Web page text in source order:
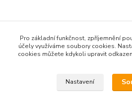
Ke stažení
Prospekt (ENG)
Zboží zařazeno v kategoriích
Pro základní funkčnost, zpříjemnění
účely využíváme soubory cookies.
cookies můžete kdykoli upravit
Nastavení